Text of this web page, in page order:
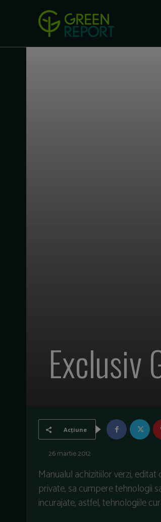
Exclusiv
Acțiune
26 martie 2012
Manualul achizitiilor verzi,
private, sa cumpere tehnologii
incurajate, astfel, tehnologiile